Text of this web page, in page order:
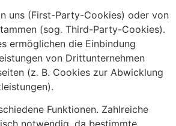
uns (First-Party-Cookies) oder von
(sog. Third-Party-Cookies).
ermöglichen die Einbindung
von Drittunternehmen
(z. B. Cookies zur Abwicklung
Funktionen. Zahlreiche